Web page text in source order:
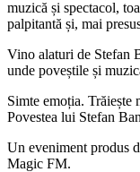
muzică și spectacol,
palpitantă și, mai
Vino alaturi de Stefan
unde poveștile și
Simte emoția. Trăiește
Povestea lui Stefan
Un eveniment produs
Magic FM.